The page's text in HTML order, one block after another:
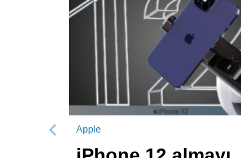
Apple
Önceki